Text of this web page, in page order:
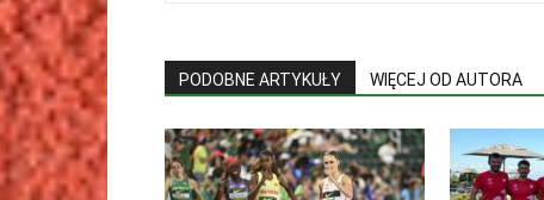
PODOBNE ARTYKUŁY WIĘCEJ OD AUTORA